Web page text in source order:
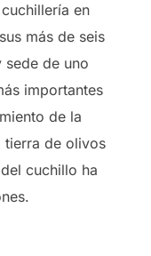
en
más de seis
de uno
importantes
de la
tierra de olivos
cuchillo ha